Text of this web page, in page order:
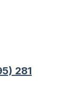
281